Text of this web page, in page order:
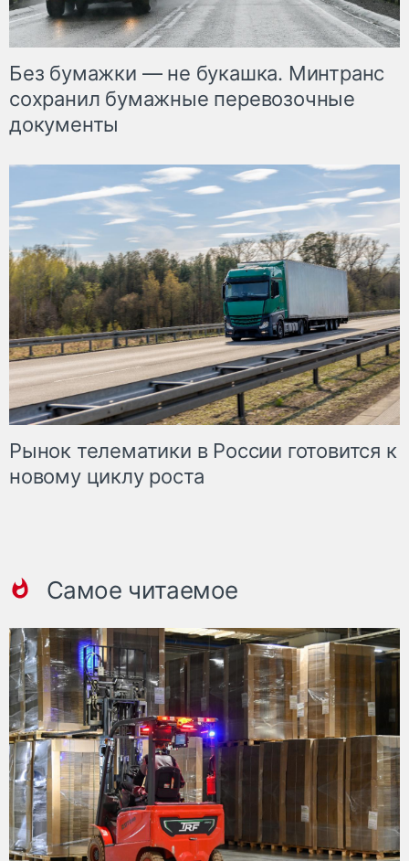
Без бумажки — не букашка. Минтранс
сохранил бумажные перевозочные
документы
Рынок телематики в России готовится к
новому циклу роста
Самое читаемое